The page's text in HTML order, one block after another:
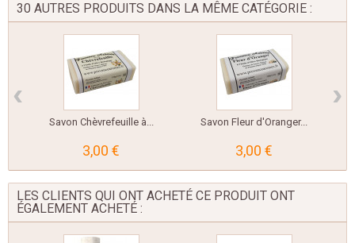
30 AUTRES PRODUITS DANS LA MÊME CATÉGORIE :
Savon Chèvrefeuille à...
3,00 €
Savon Fleur d'Oranger...
3,00 €
‹ ›
LES CLIENTS QUI ONT ACHETÉ CE PRODUIT ONT
ÉGALEMENT ACHETÉ :